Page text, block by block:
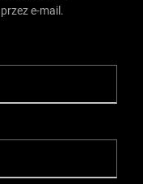
e-mail.